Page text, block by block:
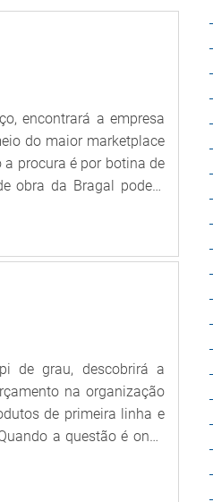
encontrará a empresa
do maior marketplace
procura é por botina de
obra da Bragal poderá
de grau, descobrirá a
na organização
de primeira linha e
a questão é onde
profissionais da Mega
acompanhada por um